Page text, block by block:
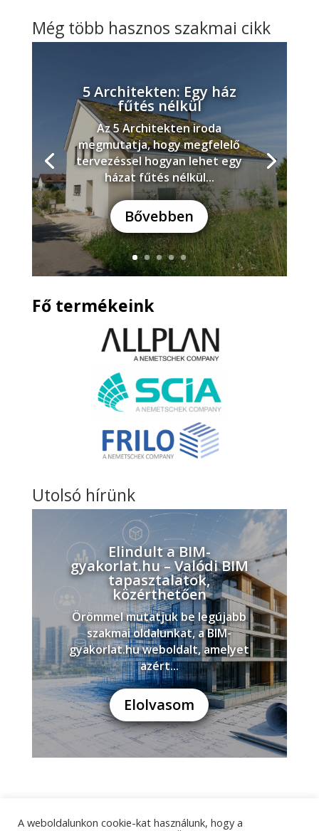
Még több hasznos szakmai cikk
5 Architekten: Egy ház
fűtés nélkül
Az 5 Architekten iroda
megmutatja, hogy megfelelő
tervezéssel hogyan lehet egy
házat fűtés nélkül...
Bővebben
Fő termékeink
Utolsó hírünk
Elindult a BIM-
gyakorlat.hu – Valódi BIM
tapasztalatok,
közérthetően
Örömmel mutatjuk be legújabb
szakmai oldalunkat, a BIM-
gyakorlat.hu weboldalt, amelyet
azért...
Elolvasom
A weboldalunkon cookie-kat használunk, hogy a